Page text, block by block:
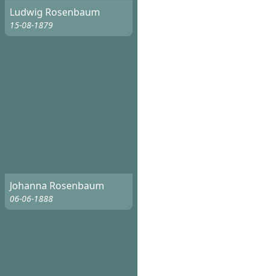
Ludwig Rosenbaum
15-08-1879
Johanna Rosenbaum
06-06-1888